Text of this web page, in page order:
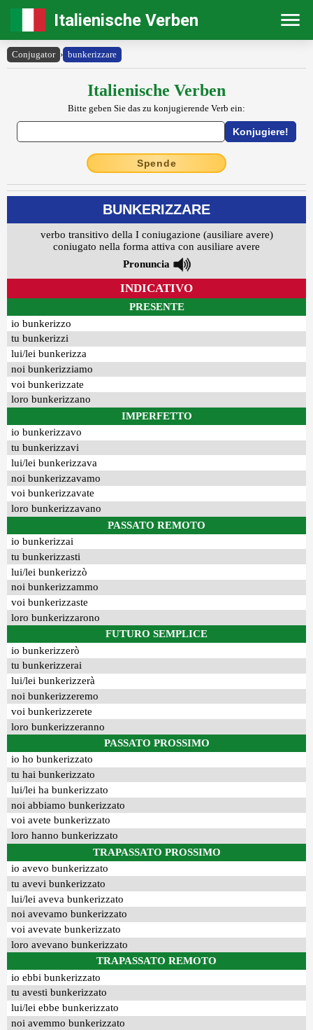
Italienische Verben
Conjugator › bunkerizzare
Italienische Verben
Bitte geben Sie das zu konjugierende Verb ein:
Spende
BUNKERIZZARE
verbo transitivo della I coniugazione (ausiliare avere)
coniugato nella forma attiva con ausiliare avere
Pronuncia
INDICATIVO
PRESENTE
io bunkerizzo
tu bunkerizzi
lui/lei bunkerizza
noi bunkerizziamo
voi bunkerizzate
loro bunkerizzano
IMPERFETTO
io bunkerizzavo
tu bunkerizzavi
lui/lei bunkerizzava
noi bunkerizzavamo
voi bunkerizzavate
loro bunkerizzavano
PASSATO REMOTO
io bunkerizzai
tu bunkerizzasti
lui/lei bunkerizzò
noi bunkerizzammo
voi bunkerizzaste
loro bunkerizzarono
FUTURO SEMPLICE
io bunkerizzerò
tu bunkerizzerai
lui/lei bunkerizzerà
noi bunkerizzeremo
voi bunkerizzerete
loro bunkerizzeranno
PASSATO PROSSIMO
io ho bunkerizzato
tu hai bunkerizzato
lui/lei ha bunkerizzato
noi abbiamo bunkerizzato
voi avete bunkerizzato
loro hanno bunkerizzato
TRAPASSATO PROSSIMO
io avevo bunkerizzato
tu avevi bunkerizzato
lui/lei aveva bunkerizzato
noi avevamo bunkerizzato
voi avevate bunkerizzato
loro avevano bunkerizzato
TRAPASSATO REMOTO
io ebbi bunkerizzato
tu avesti bunkerizzato
lui/lei ebbe bunkerizzato
noi avemmo bunkerizzato